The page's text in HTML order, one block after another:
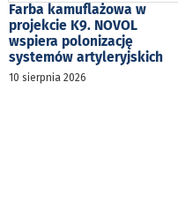
Farba kamuflażowa w
projekcie K9. NOVOL
wspiera polonizację
systemów artyleryjskich
10 sierpnia 2026